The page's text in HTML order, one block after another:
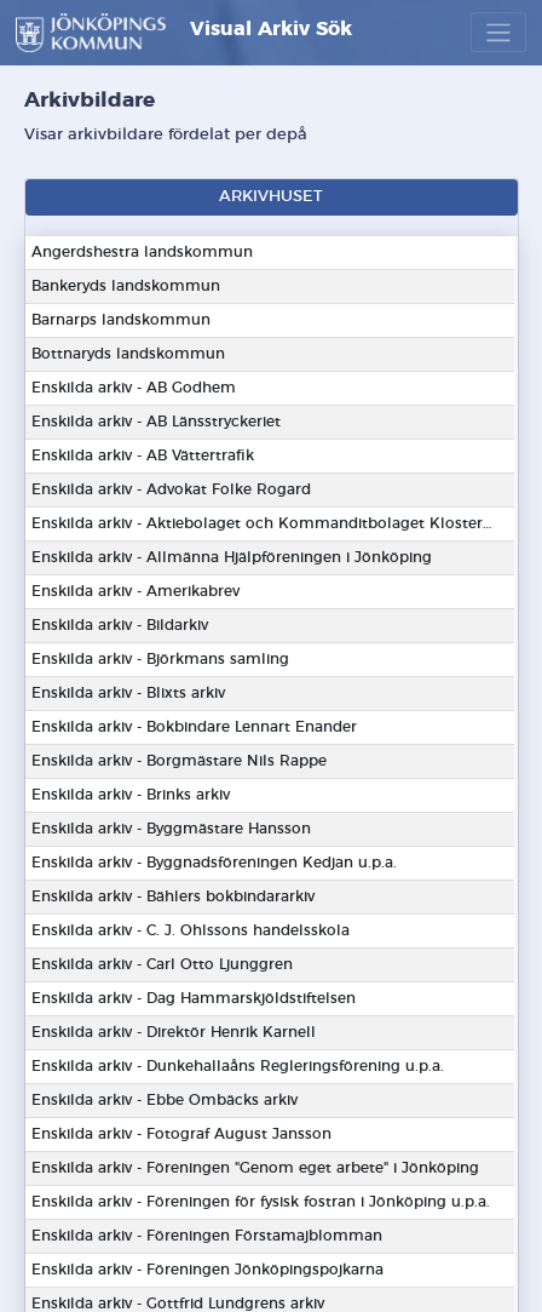
Visual Arkiv Sök
Arkivbildare
Visar arkivbildare fördelat per depå
ARKIVHUSET
Angerdshestra landskommun
Bankeryds landskommun
Barnarps landskommun
Bottnaryds landskommun
Enskilda arkiv - AB Godhem
Enskilda arkiv - AB Länsstryckeriet
Enskilda arkiv - AB Vättertrafik
Enskilda arkiv - Advokat Folke Rogard
Enskilda arkiv - Aktiebolaget och Kommanditbolaget Klosters Fabriker
Enskilda arkiv - Allmänna Hjälpföreningen i Jönköping
Enskilda arkiv - Amerikabrev
Enskilda arkiv - Bildarkiv
Enskilda arkiv - Björkmans samling
Enskilda arkiv - Blixts arkiv
Enskilda arkiv - Bokbindare Lennart Enander
Enskilda arkiv - Borgmästare Nils Rappe
Enskilda arkiv - Brinks arkiv
Enskilda arkiv - Byggmästare Hansson
Enskilda arkiv - Byggnadsföreningen Kedjan u.p.a.
Enskilda arkiv - Bählers bokbindararkiv
Enskilda arkiv - C. J. Ohlssons handelsskola
Enskilda arkiv - Carl Otto Ljunggren
Enskilda arkiv - Dag Hammarskjöldstiftelsen
Enskilda arkiv - Direktör Henrik Karnell
Enskilda arkiv - Dunkehallaåns Regleringsförening u.p.a.
Enskilda arkiv - Ebbe Ombäcks arkiv
Enskilda arkiv - Fotograf August Jansson
Enskilda arkiv - Föreningen "Genom eget arbete" i Jönköping
Enskilda arkiv - Föreningen för fysisk fostran i Jönköping u.p.a.
Enskilda arkiv - Föreningen Förstamajblomman
Enskilda arkiv - Föreningen Jönköpingspojkarna
Enskilda arkiv - Gottfrid Lundgrens arkiv